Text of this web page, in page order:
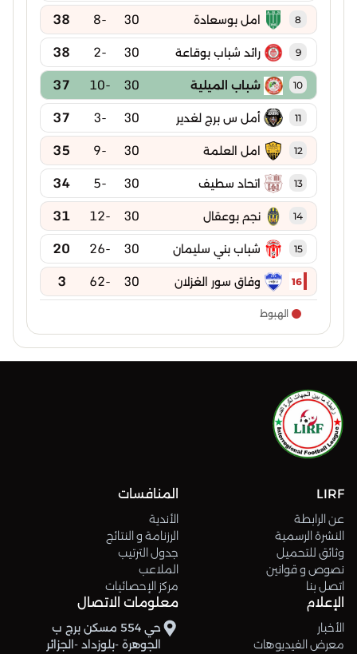
8 امل بوسعادة 30
-8
38
9 رائد شباب بوقاعة 30
-2
38
10 شباب الميلية 30
-10
37
11 أمل س برج لغدير 30
-3
37
12 امل العلمة 30
-9
35
13 اتحاد سطيف 30
-5
34
14 نجم بوعقال 30
-12
31
15 شباب بني سليمان 30
-26
20
16 وفاق سور الغزلان 30
-62
3
الهبوط
LIRF
عن الرابطة
النشرة الرسمية
وثائق للتحميل
نصوص و قوانين
اتصل بنا
المنافسات
الأندية
الرزنامة و النتائج
جدول الترتيب
الملاعب
مركز الإحصائيات
الإعلام
الأخبار
معرض الفيديوهات
معلومات الاتصال
حي 554 مسكن برج ب
الجوهرة -بلوزداد -الجزائر